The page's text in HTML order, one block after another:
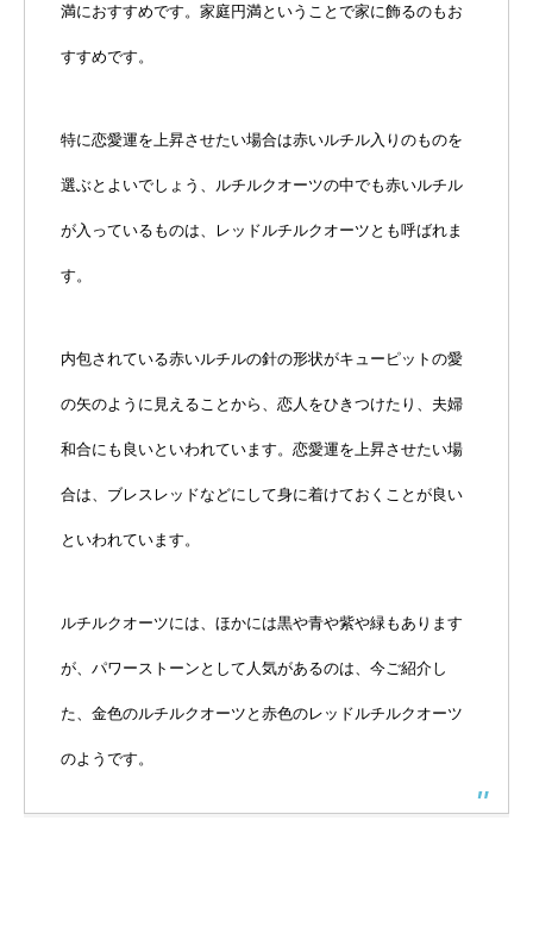
満におすすめです。家庭円満ということで家に飾るのもお
すすめです。
特に恋愛運を上昇させたい場合は赤いルチル入りのものを
選ぶとよいでしょう、ルチルクオーツの中でも赤いルチル
が入っているものは、レッドルチルクオーツとも呼ばれま
す。
内包されている赤いルチルの針の形状がキューピットの愛
の矢のように見えることから、恋人をひきつけたり、夫婦
和合にも良いといわれています。恋愛運を上昇させたい場
合は、ブレスレッドなどにして身に着けておくことが良い
といわれています。
ルチルクオーツには、ほかには黒や青や紫や緑もあります
が、パワーストーンとして人気があるのは、今ご紹介し
た、金色のルチルクオーツと赤色のレッドルチルクオーツ
のようです。